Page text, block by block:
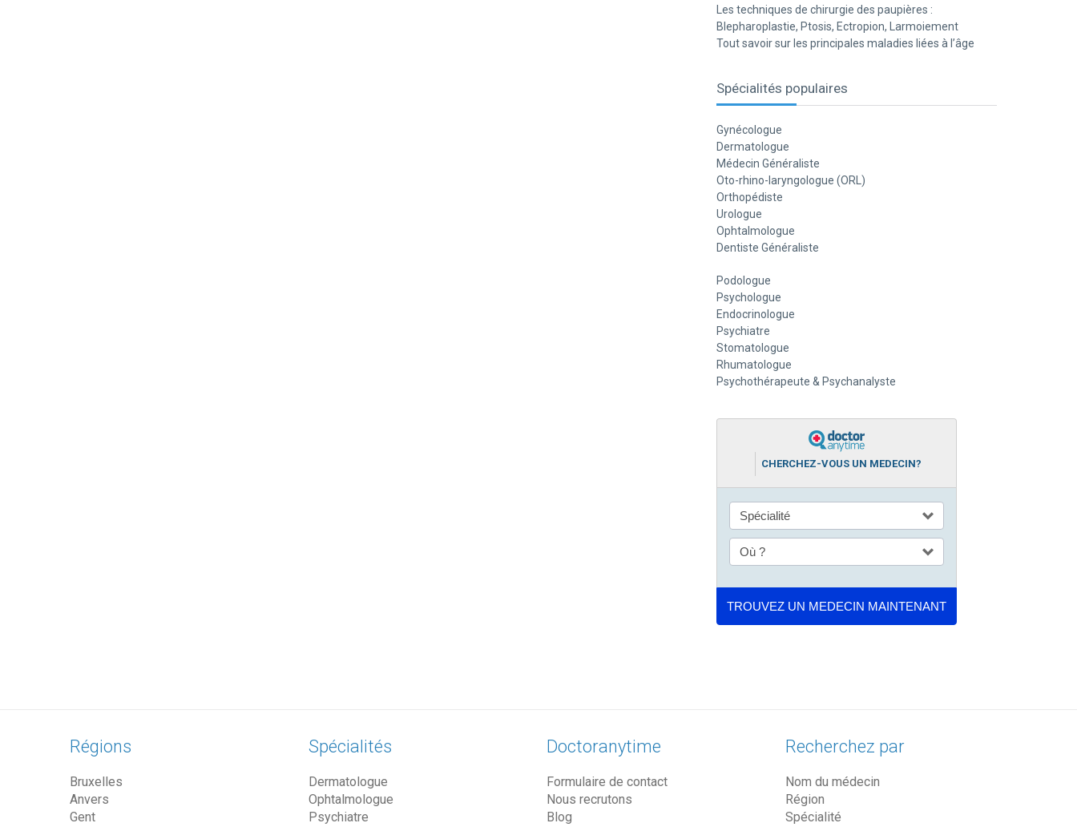
Les techniques de chirurgie des paupières :
Blepharoplastie, Ptosis, Ectropion, Larmoiement
Tout savoir sur les principales maladies liées à l’âge
Spécialités populaires
Gynécologue
Dermatologue
Médecin Généraliste
Oto-rhino-laryngologue (ORL)
Orthopédiste
Urologue
Ophtalmologue
Dentiste Généraliste
Podologue
Psychologue
Endocrinologue
Psychiatre
Stomatologue
Rhumatologue
Psychothérapeute & Psychanalyste
CHERCHEZ-VOUS UN MEDECIN?
Régions
Bruxelles
Anvers
Gent
Spécialités
Dermatologue
Ophtalmologue
Psychiatre
Doctoranytime
Formulaire de contact
Nous recrutons
Blog
Recherchez par
Nom du médecin
Région
Spécialité